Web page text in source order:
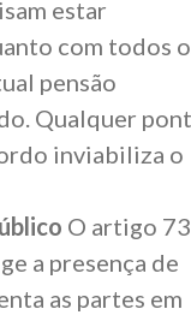
estar
com todos
pensão
Qualquer
inviabiliza o
O artigo
a presença de
as partes em